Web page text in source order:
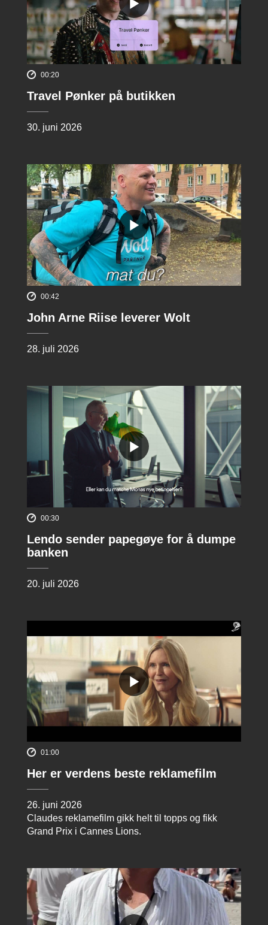
00:20
Travel Pønker på butikken
30. juni 2026
00:42
John Arne Riise leverer Wolt
28. juli 2026
00:30
Lendo sender papegøye for å dumpe
banken
20. juli 2026
01:00
Her er verdens beste reklamefilm
26. juni 2026
Claudes reklamefilm gikk helt til topps og fikk
Grand Prix i Cannes Lions.